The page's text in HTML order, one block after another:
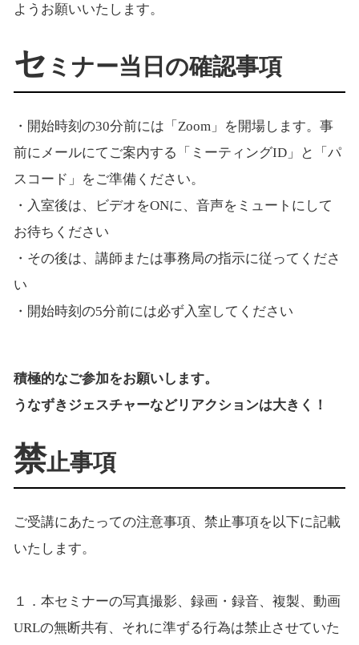
ようお願いいたします。
セ ミナー当日の確認事項
・開始時刻の30分前には「Zoom」を開場します。事
前にメールにてご案内する「ミーティングID」と「パ
スコード」をご準備ください。
・入室後は、ビデオをONに、音声をミュートにして
お待ちください
・その後は、講師または事務局の指示に従ってくださ
い
・開始時刻の5分前には必ず入室してください
積極的なご参加をお願いします。
うなずきジェスチャーなどリアクションは大きく！
禁止事項
ご受講にあたっての注意事項、禁止事項を以下に記載
いたします。
１．本セミナーの写真撮影、録画・録音、複製、動画
URLの無断共有、それに準ずる行為は禁止させていた